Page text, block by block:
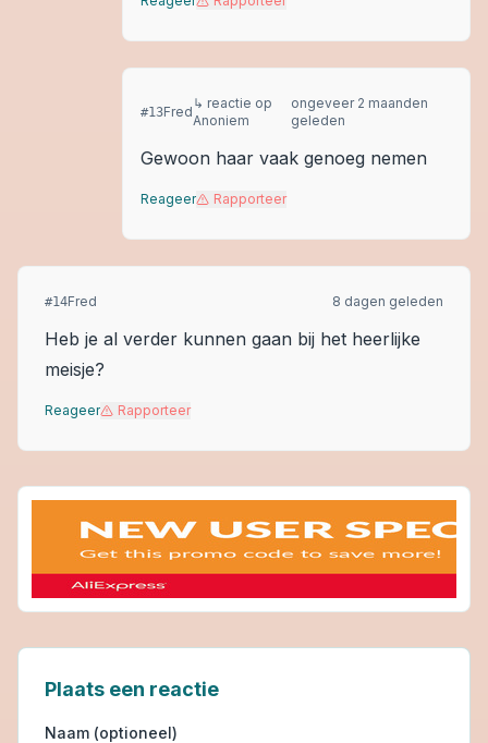
#13Fred
↳ reactie op
Anoniem
ongeveer 2 maanden
geleden
Gewoon haar vaak genoeg nemen
Reageer Rapporteer
#14Fred 8 dagen geleden
Heb je al verder kunnen gaan bij het heerlijke
meisje?
Reageer Rapporteer
Plaats een reactie
Naam (optioneel)